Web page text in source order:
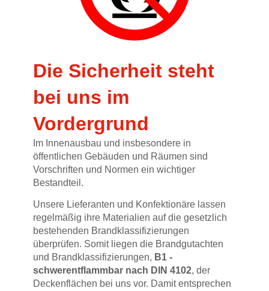
Die Sicherheit steht
bei uns im
Vordergrund
Im Innenausbau und insbesondere in
öffentlichen Gebäuden und Räumen sind
Vorschriften und Normen ein wichtiger
Bestandteil.
Unsere Lieferanten und Konfektionäre lassen
regelmäßig ihre Materialien auf die gesetzlich
bestehenden Brandklassifizierungen
überprüfen. Somit liegen die Brandgutachten
und Brandklassifizierungen, B1 -
schwerentflammbar nach DIN 4102, der
Deckenflächen bei uns vor. Damit entsprechen